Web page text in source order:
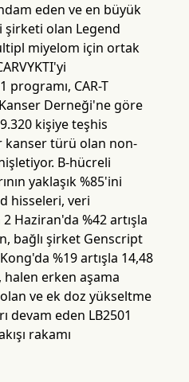
eden ve en büyük
şirketi olan Legend
miyelom için ortak
programı, CAR-T
Derneği'ne göre
kişiye teşhis
kanser türü olan non-
B-hücreli
yaklaşık %85'ini
hisseleri, veri
2 Haziran'da %42 artışla
bağlı şirket Genscript
%19 artışla 14,48
halen erken aşama
ve ek doz yükseltme
devam eden LB2501
rakamı